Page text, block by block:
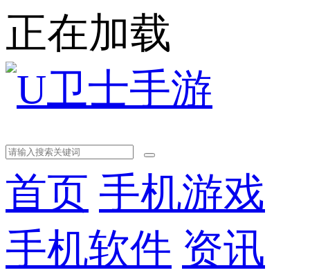
正在加载
首页 手机游戏
手机软件 资讯